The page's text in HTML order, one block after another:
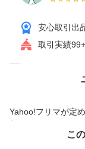
安心取引出
取引実績99+
Yahoo!フリマが定
付与しています
価格の
こ
この商品をみて